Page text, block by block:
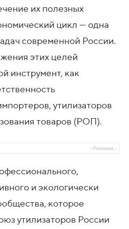
их полезных
цикл — одна
современной России.
этих целей
инструмент, как
утилизаторов
товаров (РОП).
- Реклама -
и экологически
которое
утилизаторов России